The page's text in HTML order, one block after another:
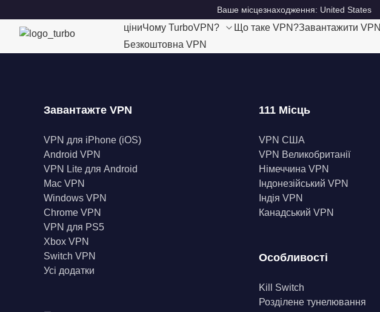
Ваше місцезнаходження: United States
ціниЧому TurboVPN? Що таке VPN?Завантажити VPN
Безкоштовна VPN
Завантажте VPN
VPN для iPhone (iOS)
Android VPN
VPN Lite для Android
Mac VPN
Windows VPN
Chrome VPN
VPN для PS5
Xbox VPN
Switch VPN
Усі додатки
111 Місць
VPN США
VPN Великобританії
Німеччина VPN
Індонезійський VPN
Індія VPN
Канадський VPN
Особливості
Kill Switch
Розділене тунелювання